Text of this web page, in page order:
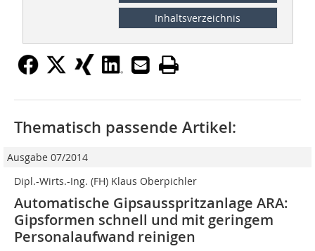
Inhaltsverzeichnis
Thematisch passende Artikel:
Ausgabe 07/2014
Dipl.-Wirts.-Ing. (FH) Klaus Oberpichler
Automatische Gipsausspritzanlage ARA:
Gipsformen schnell und mit geringem
Personalaufwand reinigen